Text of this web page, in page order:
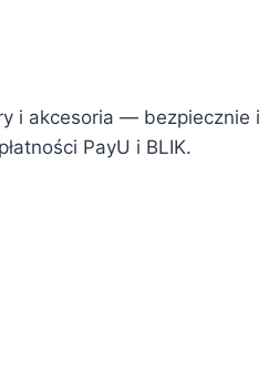
i akcesoria — bezpiecznie i
PayU i BLIK.